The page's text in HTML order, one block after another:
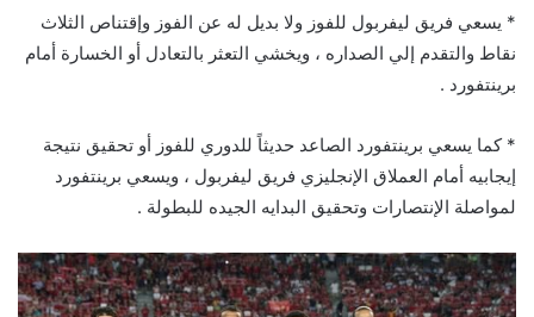
* يسعي فريق ليفربول للفوز ولا بديل له عن الفوز وإقتناص الثلاث
نقاط والتقدم إلي الصداره ، ويخشي التعثر بالتعادل أو الخسارة أمام
برينتفورد .
* كما يسعي برينتفورد الصاعد حديثاً للدوري للفوز أو تحقيق نتيجة
إيجابيه أمام العملاق الإنجليزي فريق ليفربول ، ويسعي برينتفورد
لمواصلة الإنتصارات وتحقيق البدايه الجيده للبطولة .